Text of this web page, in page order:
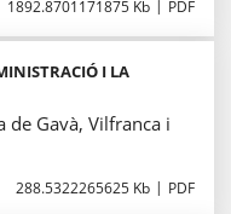
1892.8701171875 Kb PDF
I LA
de Gavà, Vilfranca i
288.5322265625 Kb PDF